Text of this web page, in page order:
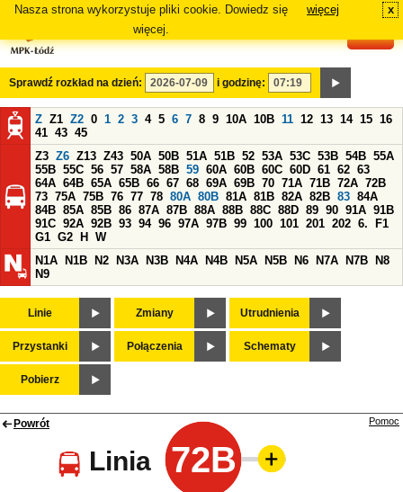
Nasza strona wykorzystuje pliki cookie. Dowiedz się
więcej.
więcej x
Sprawdź rozkład na dzień: i godzinę:
Z Z1 Z2 0 1 2 3 4 5 6 7 8 9 10A 10B 11 12 13 14 15 16
41 43 45
Z3 Z6 Z13 Z43 50A 50B 51A 51B 52 53A 53C 53B 54B 55A
55B 55C 56 57 58A 58B 59 60A 60B 60C 60D 61 62 63
64A 64B 65A 65B 66 67 68 69A 69B 70 71A 71B 72A 72B
73 75A 75B 76 77 78 80A 80B 81A 81B 82A 82B 83 84A
84B 85A 85B 86 87A 87B 88A 88B 88C 88D 89 90 91A 91B
91C 92A 92B 93 94 96 97A 97B 99 100 101 201 202 6.
F1
G1 G2 H
W
N1A
N1B N2 N3A N3B N4A N4B N5A N5B N6 N7A N7B
N8
N9
Linie Zmiany Utrudnienia
Przystanki Połączenia Schematy
Pobierz
Powrót
Linia 72B
Pomoc